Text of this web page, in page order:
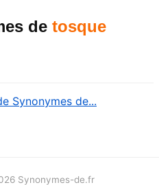
de tosque
Synonymes de...
Synonymes-de.fr